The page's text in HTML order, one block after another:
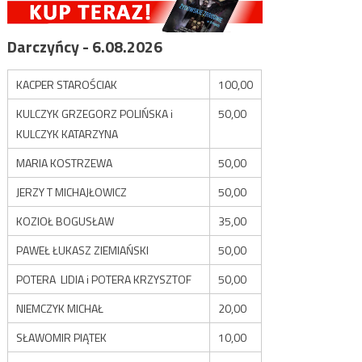
Darczyńcy - 6.08.2026
KACPER STAROŚCIAK
100,00
KULCZYK GRZEGORZ POLIŃSKA i
KULCZYK KATARZYNA
50,00
MARIA KOSTRZEWA
50,00
JERZY T MICHAJŁOWICZ
50,00
KOZIOŁ BOGUSŁAW
35,00
PAWEŁ ŁUKASZ ZIEMIAŃSKI
50,00
POTERA LIDIA i POTERA KRZYSZTOF
50,00
NIEMCZYK MICHAŁ
20,00
SŁAWOMIR PIĄTEK
10,00